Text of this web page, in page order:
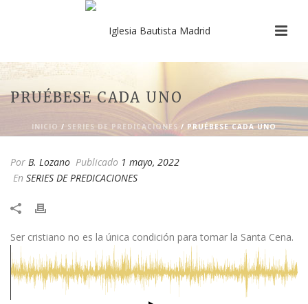
PRUÉBESE CADA UNO
INICIO / SERIES DE PREDICACIONES / PRUÉBESE CADA UNO
Por B. Lozano Publicado 1 mayo, 2022
En SERIES DE PREDICACIONES
Ser cristiano no es la única condición para tomar la Santa Cena.